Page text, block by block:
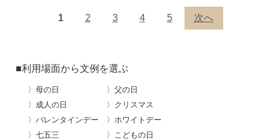
1 2 3 4 5 次へ
■利用場面から文例を選ぶ
〉母の日
〉父の日
〉成人の日
〉クリスマス
〉バレンタインデー
〉ホワイトデー
〉七五三
〉こどもの日